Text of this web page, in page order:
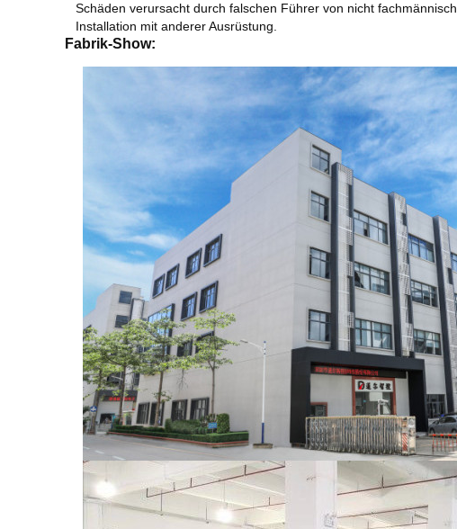
Schäden verursacht durch falschen Führer von nicht
Installation mit anderer Ausrüstung.
Fabrik-Show: